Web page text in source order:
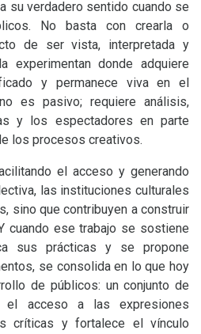
su verdadero sentido cuando se
No basta con crearla o
de ser vista, interpretada y
experimentan donde adquiere
y permanece viva en el
es pasivo; requiere análisis,
y los espectadores en parte
los procesos creativos.
el acceso y generando
las instituciones culturales
sino que contribuyen a construir
cuando ese trabajo se sostiene
sus prácticas y se propone
se consolida en lo que hoy
de públicos: un conjunto de
el acceso a las expresiones
críticas y fortalece el vínculo